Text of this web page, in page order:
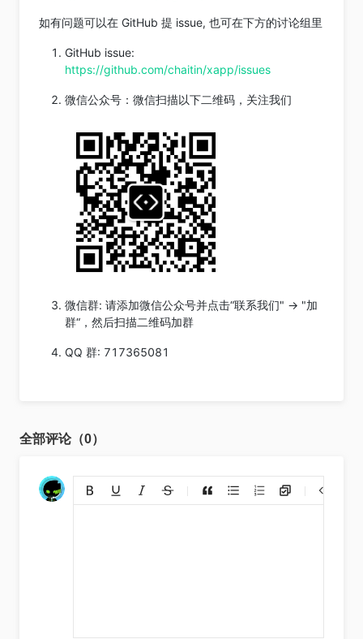
如有问题可以在 GitHub 提 issue, 也可在下方的讨论组里
GitHub issue:
https://github.com/chaitin/xapp/issues
微信公众号：微信扫描以下二维码，关注我们
微信群: 请添加微信公众号并点击“联系我们" -> "加
群“，然后扫描二维码加群
QQ 群: 717365081
全部评论（0）
上传图片